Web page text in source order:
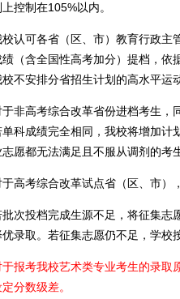
控制在105%以内。
可各省（区、市）教育行政主
（含全国性高考加分）提档，
不安排分省招生计划的高水平运
高考综合改革省份进档考生，同
科成绩完全相同，我校将增加
志愿都无法满足且不服从调剂的考
考综合改革试点省（区、市），
投档完成生源不足，将征集志
录取。若征集志愿仍不足，学校
考我校艺术类专业考生的录取
分数级差。